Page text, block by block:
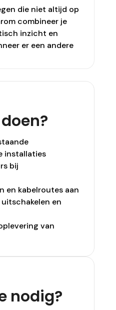
die niet altijd op
combineer je
inzicht en
er een andere
installaties
bij
en kabelroutes aan
en
van
nodig?